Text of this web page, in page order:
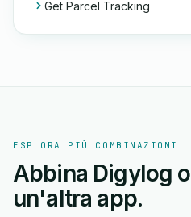
Get Parcel Tracking
ESPLORA PIÙ COMBINAZIONI
Abbina Digylog
un'altra app.